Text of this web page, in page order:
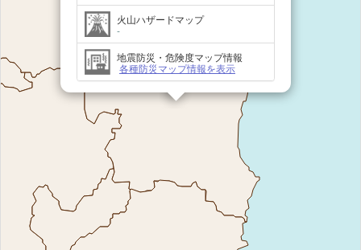
火山ハザードマップ
-
地震防災・危険度マップ情報
各種防災マップ情報を表示